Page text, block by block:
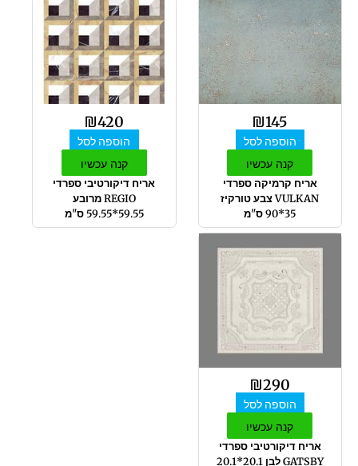
₪145
הוספה לסל
קנה עכשיו
אריח קרמיקה ספרדי
VULKAN צבע טורקיז
35*90 ס"מ
₪420
הוספה לסל
קנה עכשיו
אריח דיקורטיבי ספרדי
REGIO מרובע
59.55*59.55 ס"מ
₪290
הוספה לסל
קנה עכשיו
אריח דיקורטיבי ספרדי
GATSBY לבן 20.1*20.1